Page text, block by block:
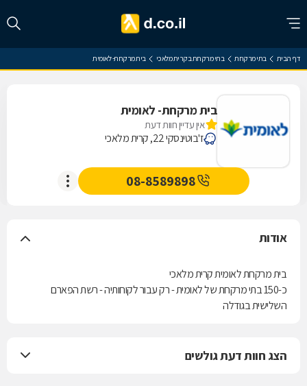
דף הבית בתי מרקחת בתי מרקחת בקרית מלאכי בית מרקחת- לאומית
בית מרקחת- לאומית
אין עדיין חוות דעת
ז'בוטינסקי 22, קרית מלאכי
08-8589898
אודות
בית מרקחת לאומית קרית מלאכי
כ-150 בתי מרקחת של לאומית - רק עבור לקוחותיה - רשת הפארם
השלישית בגודלה
הצג חוות דעת גולשים